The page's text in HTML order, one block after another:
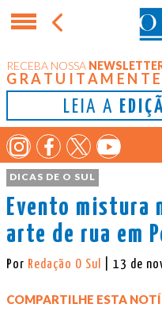
RECEBA NOSSA
GRATUITAMENTE
LEIA A
DICAS DE O SUL
Evento mistura
arte de rua em
Por Redação O Sul | 13 de
COMPARTILHE ESTA